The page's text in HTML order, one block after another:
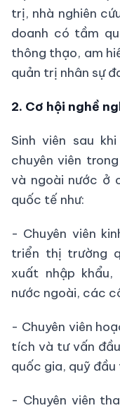
trị, nhà nghiên
doanh có tầm
thông thạo, am
quản trị nhân sự
2. Cơ hội nghề
Sinh viên sau
chuyên viên
và ngoài nước ở
quốc tế như:
- Chuyên viên
triển thị trường
xuất nhập
nước ngoài, các
- Chuyên viên
tích và tư vấn
quốc gia, quỹ
- Chuyên viên